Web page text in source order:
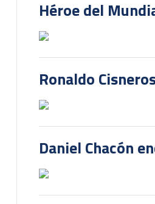
Héroe del
Ronaldo
Daniel Chacón